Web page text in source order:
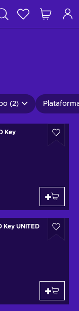
(2)
Key
Key UNITED